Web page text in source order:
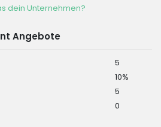
dein Unternehmen?
Angebote
5
10%
5
0